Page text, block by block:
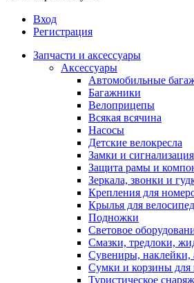
Вход
Регистрация
Запчасти и аксессуары
Аксессуары
Автомобильные
Багажники
Велоприцепы
Всякая всячина
Насосы
Детские велокресла
Замки и сигнализация
Защита рамы и
Зеркала, звонки и
Крепления для
Крылья для
Подножки
Световое
Смазки, тредлоки,
Сувениры, наклейки,
Сумки и корзины для
Туристическое